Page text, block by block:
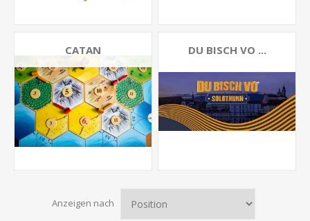
CATAN DU BISCH VO ...
Anzeigen nach